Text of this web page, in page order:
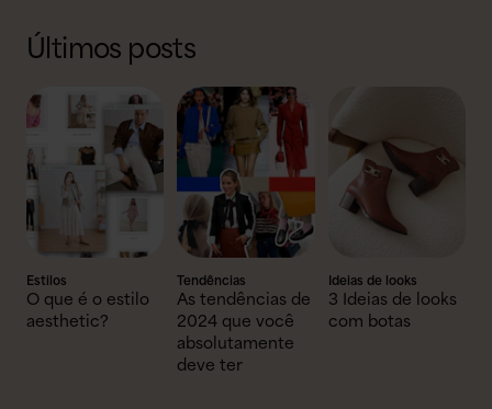
Últimos posts
Estilos
O que é o estilo
aesthetic?
Tendências
As tendências de
2024 que você
absolutamente
deve ter
Ideias de looks
3 Ideias de looks
com botas